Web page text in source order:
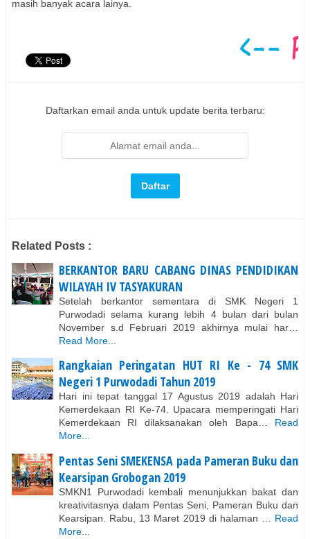
masih banyak acara lainya.
Daftarkan email anda untuk update berita terbaru:
Related Posts :
BERKANTOR BARU CABANG DINAS PENDIDIKAN
WILAYAH IV TASYAKURAN
Setelah berkantor sementara di SMK Negeri 1
Purwodadi selama kurang lebih 4 bulan dari bulan
November s.d Februari 2019 akhirnya mulai har…
Read More...
Rangkaian Peringatan HUT RI Ke - 74 SMK
Negeri 1 Purwodadi Tahun 2019
Hari ini tepat tanggal 17 Agustus 2019 adalah Hari
Kemerdekaan RI Ke-74. Upacara memperingati Hari
Kemerdekaan RI dilaksanakan oleh Bapa…
Read
More...
Pentas Seni SMEKENSA pada Pameran Buku dan
Kearsipan Grobogan 2019
SMKN1 Purwodadi kembali menunjukkan bakat dan
kreativitasnya dalam Pentas Seni, Pameran Buku dan
Kearsipan. Rabu, 13 Maret 2019 di halaman …
Read
More...